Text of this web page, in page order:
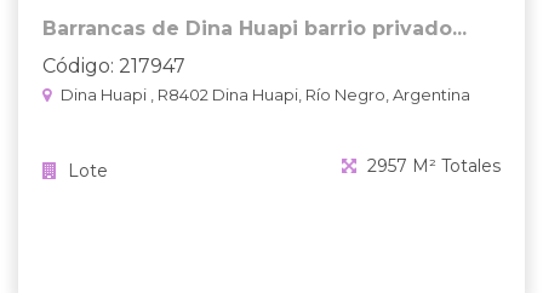
Barrancas de Dina Huapi barrio privado...
Código: 217947
Dina Huapi , R8402 Dina Huapi, Río Negro, Argentina
Lote 2957 M² Totales